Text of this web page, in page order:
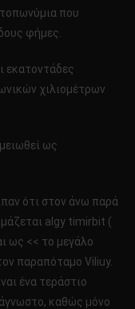
που
φήμες.
εκατοντάδες
χιλιομέτρων
ως
ότι στον άνω παρά
algy timirbit (
ως << το μεγάλο
παραπόταμο Viliuy.
ένα τεράστιο
καθώς μόνο